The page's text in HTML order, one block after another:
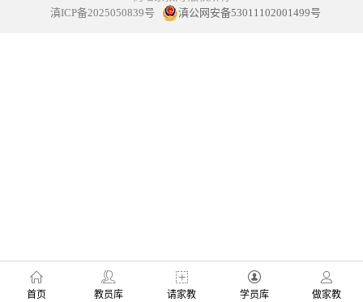
滇ICP备2025050839号
滇公网安备53011102001499号
首页 教员库 请家教 学员库 做家教